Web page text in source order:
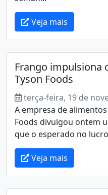
Veja mais
Frango impulsiona
Tyson Foods
terça-feira, 19 de
A empresa de
Foods divulgou ontem
que o esperado no
Veja mais